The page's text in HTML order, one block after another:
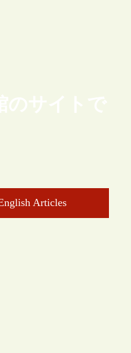
のサイトで
Articles